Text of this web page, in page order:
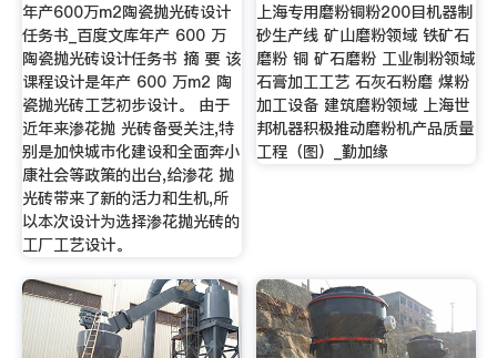
年产600万m2陶瓷抛光砖设计
任务书_百度文库年产 600 万
陶瓷抛光砖设计任务书 摘 要 该
课程设计是年产 600 万m2 陶
瓷抛光砖工艺初步设计。 由于
近年来渗花抛 光砖备受关注,特
别是加快城市化建设和全面奔小
康社会等政策的出台,给渗花 抛
光砖带来了新的活力和生机,所
以本次设计为选择渗花抛光砖的
工厂工艺设计。
上海专用磨粉铜粉200目机器制
砂生产线 矿山磨粉领域 铁矿石
磨粉 铜 矿石磨粉 工业制粉领域
石膏加工工艺 石灰石粉磨 煤粉
加工设备 建筑磨粉领域 上海世
邦机器积极推动磨粉机产品质量
工程（图）_勤加缘